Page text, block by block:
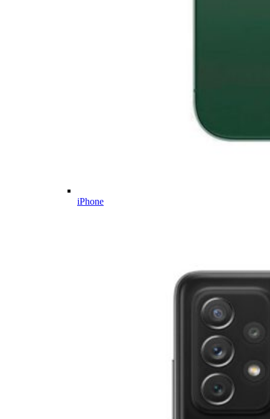
iPhone